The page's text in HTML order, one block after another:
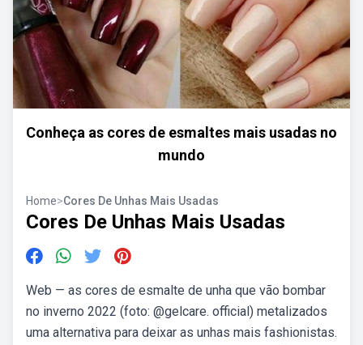
Conheça as cores de esmaltes mais usadas no
mundo
Home>Cores De Unhas Mais Usadas
Cores De Unhas Mais Usadas
Web — as cores de esmalte de unha que vão bombar
no inverno 2022 (foto: @gelcare. official) metalizados
uma alternativa para deixar as unhas mais fashionistas.